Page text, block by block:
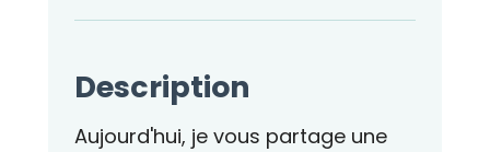
Description
Aujourd'hui, je vous partage une